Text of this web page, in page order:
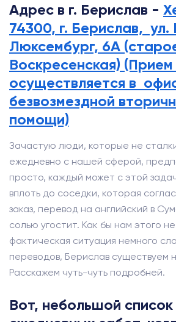
Адрес в г. Берислав -
74300, г. Берислав, ул.
Люксембург, 6А
Воскресенская) (Прием
осуществляется в
безвозмездной
помощи)
Зачастую люди, которые не
ежедневно с нашей сферой,
просто, каждый может с этой
вплоть до соседки, которая
заказ, перевод на английский в
солью угостит. Как бы нам этого
фактическая ситуация немного
переводов, Берислав существуем
Расскажем чуть-чуть подробней.
Вот, небольшой